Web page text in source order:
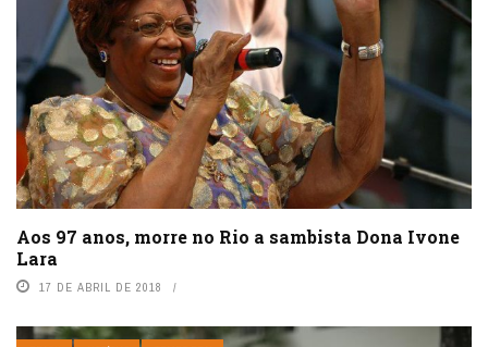
Aos 97 anos, morre no Rio a sambista Dona Ivone
Lara
17 DE ABRIL DE 2018